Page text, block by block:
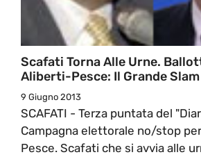
Scafati Torna Alle Urne.
Aliberti-Pesce: Il Grande Slam
9 Giugno 2013
SCAFATI - Terza puntata del
Campagna elettorale no/stop
Pesce. Scafati che si avvia alle